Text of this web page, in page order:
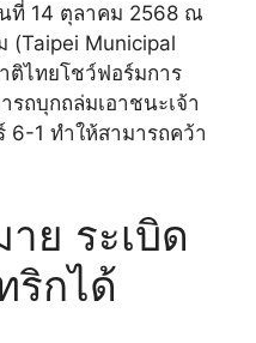
ที่ 14 ตุลาคม 2568 ณ
(Taipei Municipal
ติไทยโชว์ฟอร์มการ
ถบุกถล่มเอาชนะเจ้า
6-1 ทำให้สามารถคว้า
ย ระเบิด
ริกได้